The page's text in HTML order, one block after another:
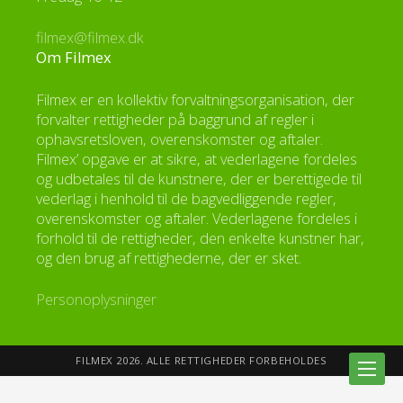
filmex@filmex.dk
Om Filmex
Filmex er en kollektiv forvaltningsorganisation, der
forvalter rettigheder på baggrund af regler i
ophavsretsloven, overenskomster og aftaler.
Filmex’ opgave er at sikre, at vederlagene fordeles
og udbetales til de kunstnere, der er berettigede til
vederlag i henhold til de bagvedliggende regler,
overenskomster og aftaler. Vederlagene fordeles i
forhold til de rettigheder, den enkelte kunstner har,
og den brug af rettighederne, der er sket.
Personoplysninger
FILMEX 2026. ALLE RETTIGHEDER FORBEHOLDES